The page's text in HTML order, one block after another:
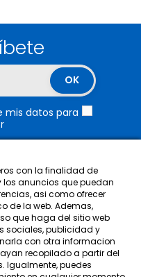
datos para
con la finalidad de
los anuncios que puedan
asi como ofrecer
de la web. Ademas,
que haga del sitio web
sociales, publicidad y
con otra informacion
recopilado a partir del
Igualmente, puedes